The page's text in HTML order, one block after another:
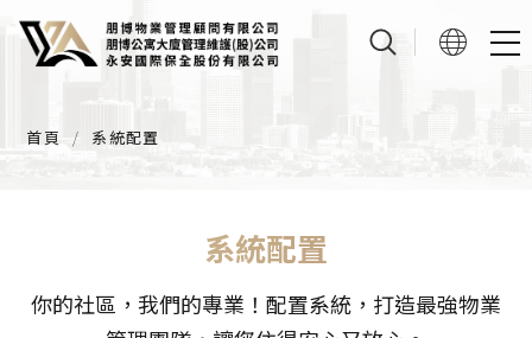
首頁 系統配置
系統配置
你的社區，我們的專業！配置系統，打造最強物業